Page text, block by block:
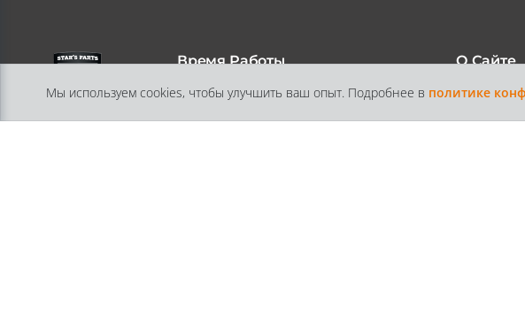
Мы используем cookies, чтобы улучшить ваш опыт. Подробнее в политике
Время Работы
Пн-Пт 11:30 - 18:00
О Сайте
Каталог